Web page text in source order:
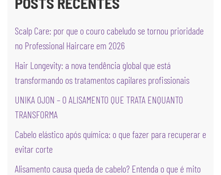
Scalp Care: por que o couro cabeludo se tornou prioridade
no Professional Haircare em 2026
Hair Longevity: a nova tendência global que está
transformando os tratamentos capilares profissionais
UNIKA OJON – O ALISAMENTO QUE TRATA ENQUANTO
TRANSFORMA
Cabelo elástico após química: o que fazer para recuperar e
evitar corte
Alisamento causa queda de cabelo? Entenda o que é mito